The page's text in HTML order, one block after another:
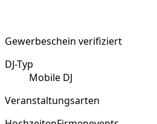
Gewerbeschein verifiziert
DJ-Typ
Mobile DJ
Veranstaltungsarten